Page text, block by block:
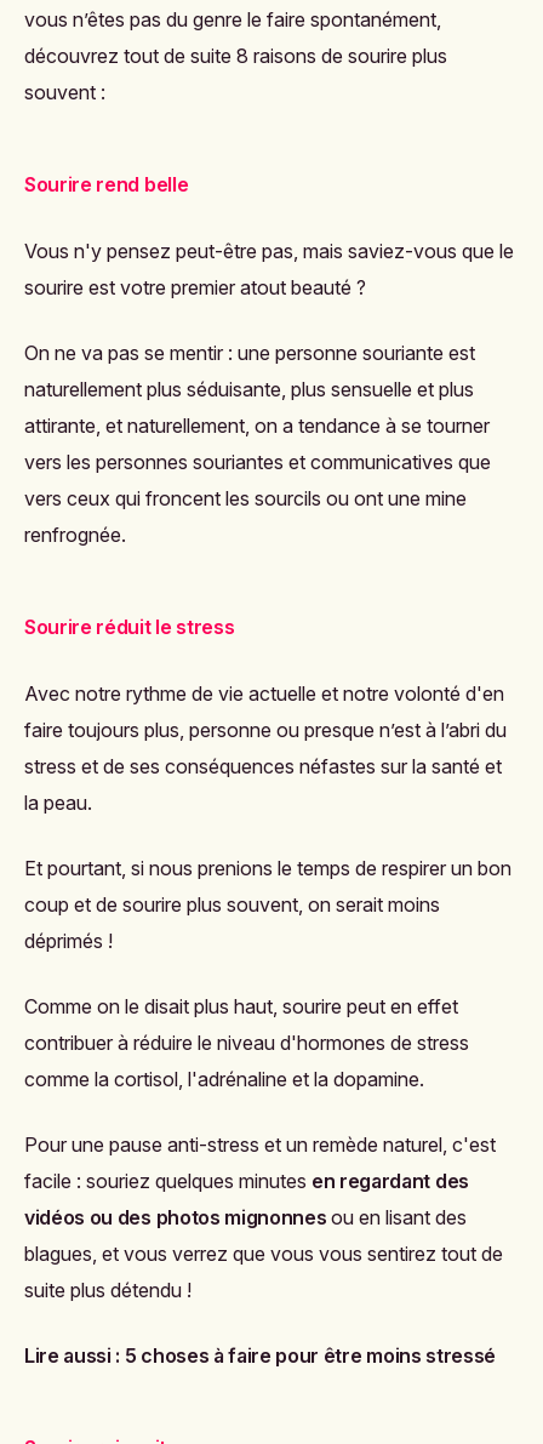
vous n’êtes pas du genre le faire spontanément,
découvrez tout de suite 8 raisons de sourire plus
souvent :
Sourire rend belle
Vous n'y pensez peut-être pas, mais saviez-vous que le
sourire est votre premier atout beauté ?
On ne va pas se mentir : une personne souriante est
naturellement plus séduisante, plus sensuelle et plus
attirante, et naturellement, on a tendance à se tourner
vers les personnes souriantes et communicatives que
vers ceux qui froncent les sourcils ou ont une mine
renfrognée.
Sourire réduit le stress
Avec notre rythme de vie actuelle et notre volonté d'en
faire toujours plus, personne ou presque n’est à l’abri du
stress et de ses conséquences néfastes sur la santé et
la peau.
Et pourtant, si nous prenions le temps de respirer un bon
coup et de sourire plus souvent, on serait moins
déprimés !
Comme on le disait plus haut, sourire peut en effet
contribuer à réduire le niveau d'hormones de stress
comme la cortisol, l'adrénaline et la dopamine.
Pour une pause anti-stress et un remède naturel, c'est
facile : souriez quelques minutes en regardant des
vidéos ou des photos mignonnes ou en lisant des
blagues, et vous verrez que vous vous sentirez tout de
suite plus détendu !
Lire aussi : 5 choses à faire pour être moins stressé